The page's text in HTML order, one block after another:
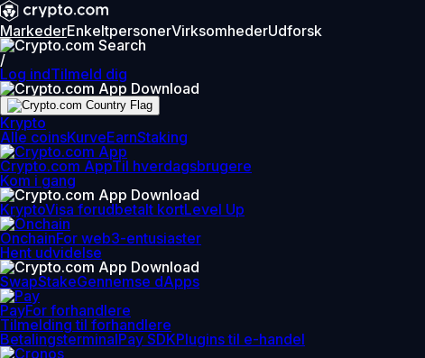
MarkederEnkeltpersonerVirksomhederUdforsk
/
Log indTilmeld dig
Krypto
Alle coinsKurveEarnStaking
Crypto.com AppTil hverdagsbrugere
Kom i gang
KryptoVisa forudbetalt kortLevel Up
OnchainFor web3-entusiaster
Hent udvidelse
SwapStakeGennemse dApps
PayFor forhandlere
Tilmelding til forhandlere
BetalingsterminalPay SDKPlugins til e-handel